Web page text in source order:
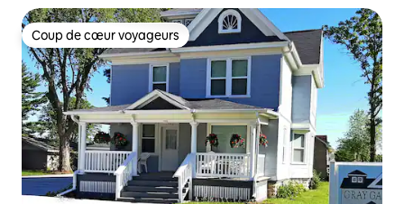
Coup de cœur voyageurs
Coup de cœur voyageurs